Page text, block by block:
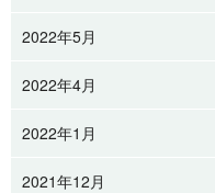
2022年5月
2022年4月
2022年1月
2021年12月